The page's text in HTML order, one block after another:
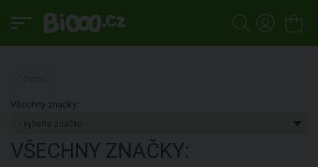
Všechny značky:
VŠECHNY ZNAČKY: